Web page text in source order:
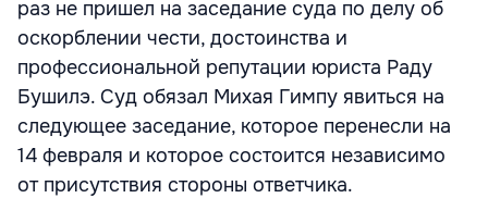
раз не пришел на заседание суда по делу об
оскорблении чести, достоинства и
профессиональной репутации юриста Раду
Бушилэ. Суд обязал Михая Гимпу явиться на
следующее заседание, которое перенесли на
14 февраля и которое состоится независимо
от присутствия стороны ответчика.